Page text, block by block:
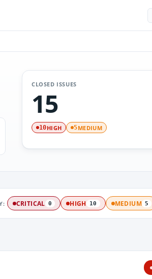
CLOSED ISSUES
15
10HIGH 5MEDIUM
CRITICAL 0 HIGH 10 MEDIUM 5